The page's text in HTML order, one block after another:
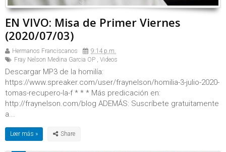
EN VIVO: Misa de Primer Viernes
(2020/07/03)
Hermanos Franciscanos
9:14 p.m.
Fray Nelson Medina Garcia OP , Videos
Descargar MP3 de la homilía:
https://www.spreaker.com/user/fraynelson/homilia-3-julio-2020-
tomas-recupero-la-f * * * Más predicación en:
http://fraynelson.com/blog ADEMÁS: Suscríbete gratuitamente
a...
Leer más »